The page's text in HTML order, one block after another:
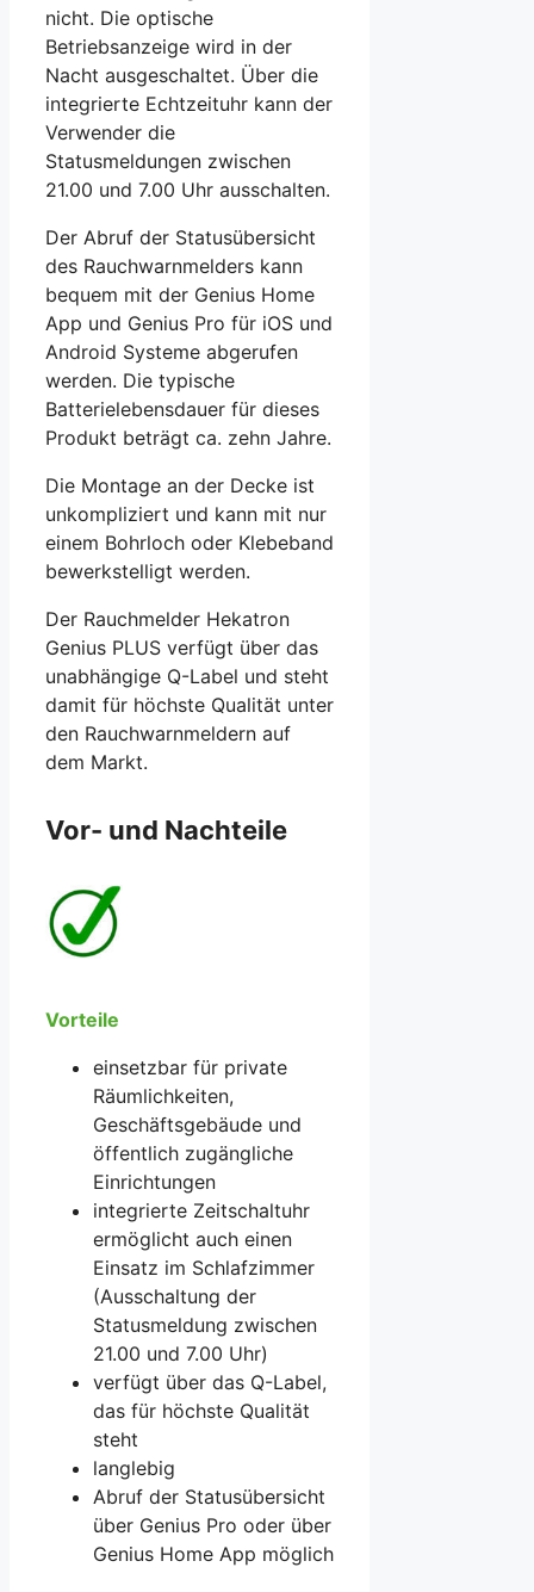
nicht. Die optische
Betriebsanzeige wird in der
Nacht ausgeschaltet. Über die
integrierte Echtzeituhr kann der
Verwender die
Statusmeldungen zwischen
21.00 und 7.00 Uhr ausschalten.
Der Abruf der Statusübersicht
des Rauchwarnmelders kann
bequem mit der Genius Home
App und Genius Pro für iOS und
Android Systeme abgerufen
werden. Die typische
Batterielebensdauer für dieses
Produkt beträgt ca. zehn Jahre.
Die Montage an der Decke ist
unkompliziert und kann mit nur
einem Bohrloch oder Klebeband
bewerkstelligt werden.
Der Rauchmelder Hekatron
Genius PLUS verfügt über das
unabhängige Q-Label und steht
damit für höchste Qualität unter
den Rauchwarnmeldern auf
dem Markt.
Vor- und Nachteile
Vorteile
einsetzbar für private
Räumlichkeiten,
Geschäftsgebäude und
öffentlich zugängliche
Einrichtungen
integrierte Zeitschaltuhr
ermöglicht auch einen
Einsatz im Schlafzimmer
(Ausschaltung der
Statusmeldung zwischen
21.00 und 7.00 Uhr)
verfügt über das Q-Label,
das für höchste Qualität
steht
langlebig
Abruf der Statusübersicht
über Genius Pro oder über
Genius Home App möglich